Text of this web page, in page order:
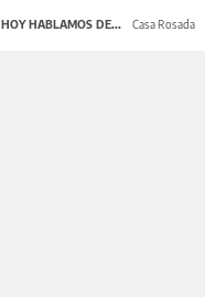
HOY HABLAMOS DE... Casa Rosada